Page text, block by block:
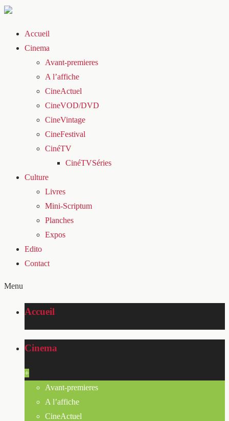
Accueil
Cinema
Avant-premieres
A l’affiche
CineActuel
CineVOD/DVD
CineVintage
CineFestival
CinéTV
CinéTVSéries
Culture
Livres
Mini-Scriptum
Planches
Expos
Edito
Contact
Menu
Accueil
Cinema
+
Avant-premieres
A l’affiche
CineActuel